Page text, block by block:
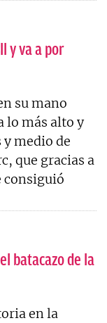
y va a por
su mano
lo más alto y
y medio de
que gracias a
consiguió
batacazo de la
en la